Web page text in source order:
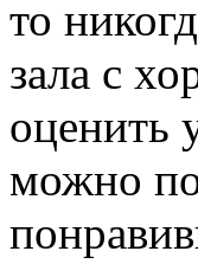
то
зала с
оценить
можно